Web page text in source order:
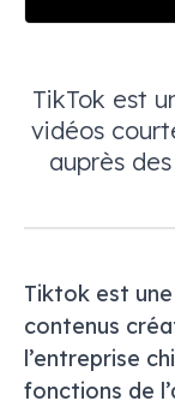
TikTok est
vidéos
auprès
Tiktok est
contenus
l’entreprise
fonctions de